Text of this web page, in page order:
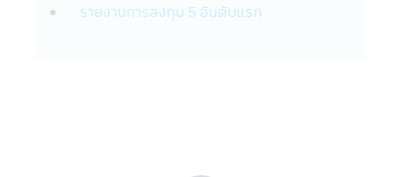
และข้อตกลงของบริษัทฯ
รายงานการลงทุน 5 อันดับแรก